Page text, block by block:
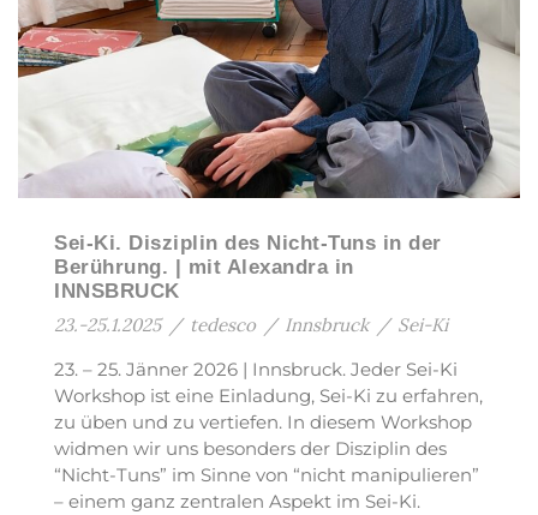
Sei-Ki. Disziplin des Nicht-Tuns in der
Berührung. | mit Alexandra in
INNSBRUCK
23.-25.1.2025 / tedesco / Innsbruck / Sei-Ki
23. – 25. Jänner 2026 | Innsbruck. Jeder Sei-Ki
Workshop ist eine Einladung, Sei-Ki zu erfahren,
zu üben und zu vertiefen. In diesem Workshop
widmen wir uns besonders der Disziplin des
“Nicht-Tuns” im Sinne von “nicht manipulieren”
– einem ganz zentralen Aspekt im Sei-Ki.